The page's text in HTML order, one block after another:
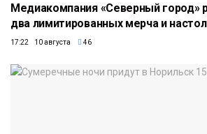
Медиакомпания «Северный город»
два лимитированных мерча и
17:22 10 августа 46